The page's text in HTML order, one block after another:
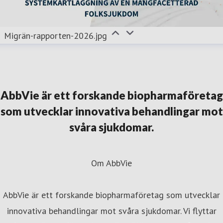
Migrän-rapporten-2026.jpg
AbbVie är ett forskande biopharmaföretag
som utvecklar innovativa behandlingar mot
svåra sjukdomar.
Om AbbVie
AbbVie är ett forskande biopharmaföretag som utvecklar
innovativa behandlingar mot svåra sjukdomar. Vi flyttar